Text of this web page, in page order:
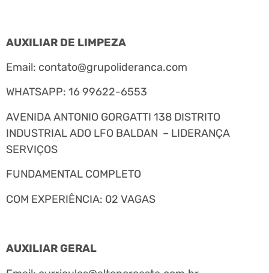
AUXILIAR DE LIMPEZA
Email: contato@grupolideranca.com
WHATSAPP: 16 99622-6553
AVENIDA ANTONIO GORGATTI 138 DISTRITO
INDUSTRIAL ADO LFO BALDAN – LIDERANÇA
SERVIÇOS
FUNDAMENTAL COMPLETO
COM EXPERIÊNCIA: 02 VAGAS
AUXILIAR GERAL